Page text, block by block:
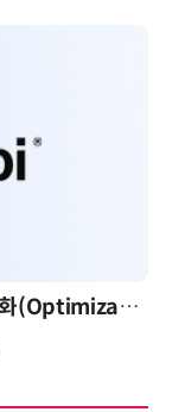
비용 관리 전략